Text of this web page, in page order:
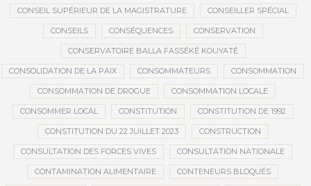
CONSEIL SUPÉRIEUR DE LA MAGISTRATURE CONSEILLER SPÉCIAL
CONSEILS CONSÉQUENCES CONSERVATION
CONSERVATOIRE BALLA FASSÉKÉ KOUYATÉ
CONSOLIDATION DE LA PAIX CONSOMMATEURS CONSOMMATION
CONSOMMATION DE DROGUE CONSOMMATION LOCALE
CONSOMMER LOCAL CONSTITUTION CONSTITUTION DE 1992
CONSTITUTION DU 22 JUILLET 2023 CONSTRUCTION
CONSULTATION DES FORCES VIVES CONSULTATION NATIONALE
CONTAMINATION ALIMENTAIRE CONTENEURS BLOQUÉS